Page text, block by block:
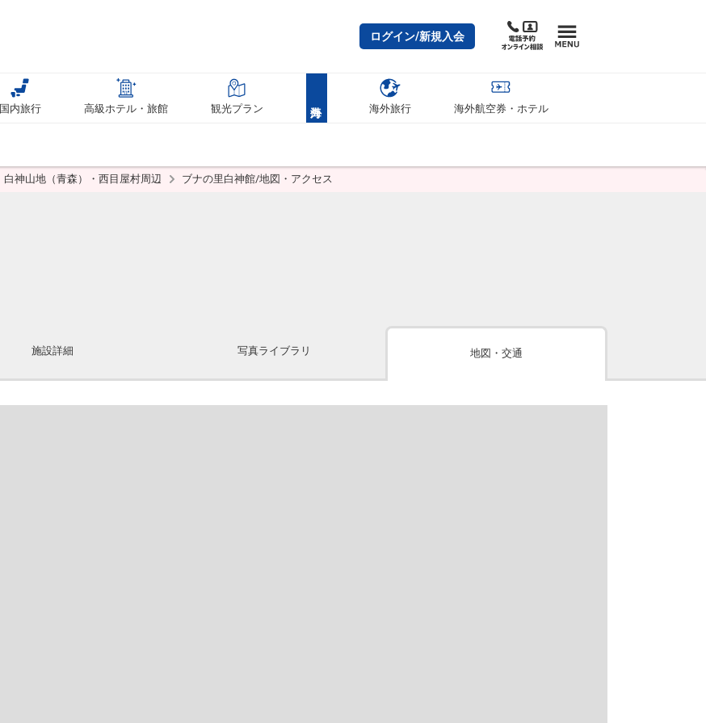
ログイン/新規入会
国内旅行 高級ホテル・旅館 観光プラン 海外旅行 海外航空券・ホテル
白神山地（青森）・西目屋村周辺 ブナの里白神館/地図・アクセス
施設詳細 写真ライブラリ 地図・交通